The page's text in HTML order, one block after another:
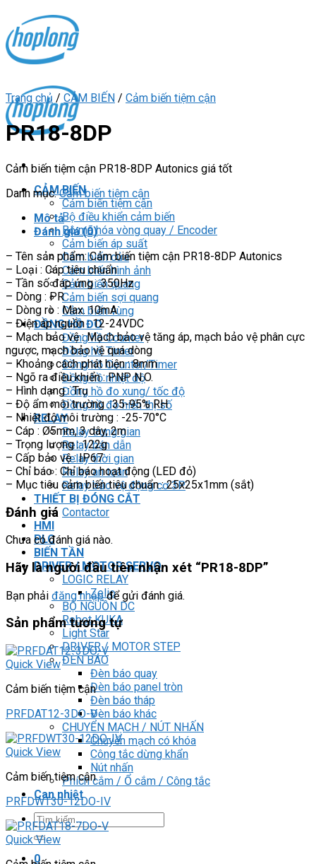
content
CẢM BIẾN
Cảm biến tiệm cận
Bộ điều khiển cảm biến
Bộ mã hóa vòng quay / Encoder
Cảm biến áp suất
Cảm biến cửa
Cảm biến hình ảnh
Cảm biến quang
Cảm biến sợi quang
Cảm biến vùng
ĐỒNG HỒ ĐO
Đồng hồ Counter
Đồng hồ Timer
Đồng hồ Counter/Timer
Đồng hồ nhiệt độ
Đồng hồ đo xung/ tốc độ
Đồng hồ đo hiển thị số
RELAY
Relay trung gian
Relay bán dẫn
Relay thời gian
Relay an toàn
Relay bảo vệ động cơ 3P
THIẾT BỊ ĐÓNG CẮT
Contactor
HMI
PLC
BIẾN TẦN
DRIVER / MOTOR SERVO
LOGIC RELAY
Zelio
BỘ NGUỒN DC
Robot KUKA
Light Star
DRIVER / MOTOR STEP
ĐÈN BÁO
Đèn báo quay
Đèn báo panel tròn
Đèn báo tháp
Đèn báo khác
CHUYỂN MẠCH / NÚT NHẤN
Chuyển mạch có khóa
Công tắc dừng khẩn
Nút nhấn
Phích cắm / Ổ cắm / Công tắc
Can nhiệt
Tìm
kiếm:
0
Trang chủ / CẢM BIẾN / Cảm biến tiệm cận
PR18-8DP
Cảm biến tiệm cận PR18-8DP Autonics giá tốt
Danh mục:Cảm biến tiệm cận
Mô tả
Đánh giá (0)
– Tên sản phẩm: Cảm biến tiệm cận PR18-8DP Autonics
– Loại : Cáp tiêu chuẩn
– Tần số đáp ứng : 350Hz
– Dòng : PR
– Dòng rò : Max. 10mA
– Điện áp nguồn : 12-24VDC
– Mạch bảo vệ : Mạch bảo vệ tăng áp, mạch bảo vệ phân cực
ngược, mạch bảo vệ quá dòng
– Khoảng cách phát hiện : 8mm
– Ngõ ra điều khiển : PNP N.O.
– Hình dạng : Trụ
– Độ ẩm môi trường : 35-95% RH
– Nhiệt độ môi trường : -25-70°C
– Cáp : Ø5mm, 3 dây, 2m
– Trọng lượng : 122g
– Cấp bảo vệ : IP67
– Chỉ báo : Chỉ báo hoạt động (LED đỏ)
– Mục tiêu cảm biến tiêu chuẩn : 25x25x1mm (sắt)
Đánh giá
Chưa có đánh giá nào.
Hãy là người đầu tiên nhận xét “PR18-8DP”
Bạn phải đăng nhậpđể gửi đánh giá.
Sản phẩm tương tự
Quick View
Cảm biến tiệm cận
PRFDAT12-3DO-V
Quick View
Cảm biến tiệm cận
PRFDWT30-12DO-IV
Quick View